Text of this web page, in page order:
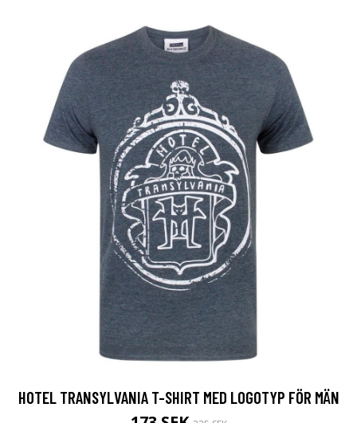
HOTEL TRANSYLVANIA T-SHIRT MED LOGOTYP FÖR MÄN